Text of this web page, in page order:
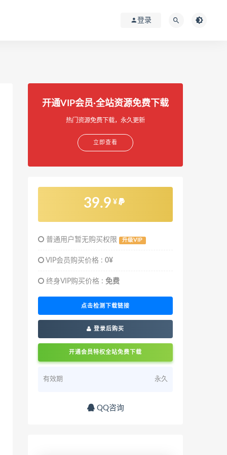
登录
开通VIP会员·全站资源免费下载
热门资源免费下载，永久更新
立即查看
39.9 ¥
普通用户暂无购买权限 升级VIP
VIP会员购买价格 : 0¥
终身VIP购买价格 : 免费
点击检测下载链接
登录后购买
开通会员特权全站免费下载
有效期 永久
QQ咨询